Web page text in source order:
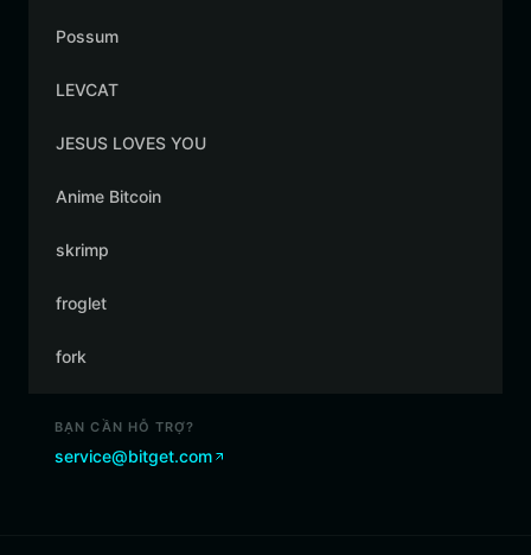
Possum
LEVCAT
JESUS LOVES YOU
Anime Bitcoin
skrimp
froglet
fork
BẠN CẦN HỖ TRỢ?
service@bitget.com